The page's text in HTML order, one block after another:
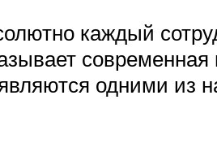
каждый
современная
одними из